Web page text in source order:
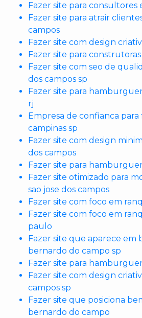
Fazer site para consultores
Fazer site para atrair
campos
Fazer site com design
Fazer site para
Fazer site com seo de
dos campos sp
Fazer site para
rj
Empresa de confianca para
campinas sp
Fazer site com design
dos campos
Fazer site para
Fazer site otimizado para
sao jose dos campos
Fazer site com foco em
Fazer site com foco em
paulo
Fazer site que aparece em
bernardo do campo sp
Fazer site para
Fazer site com design
campos sp
Fazer site que posiciona
bernardo do campo